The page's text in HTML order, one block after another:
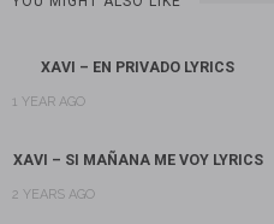
XAVI – EN PRIVADO LYRICS
1 YEAR AGO
XAVI – SI MAÑANA ME VOY LYRICS
2 YEARS AGO